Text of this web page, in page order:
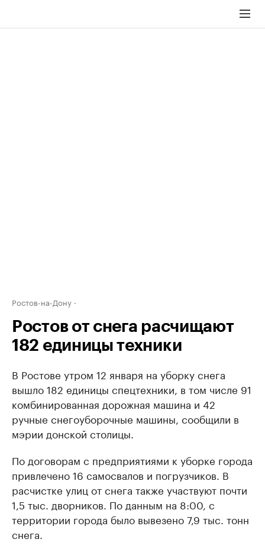
Ростов-на-Дону
Ростов от снега расчищают
182 единицы техники
В Ростове утром 12 января на уборку снега
вышло 182 единицы спецтехники, в том числе 91
комбинированная дорожная машина и 42
ручные снегоуборочные машины, сообщили в
мэрии донской столицы.
По договорам с предприятиями к уборке города
привлечено 16 самосвалов и погрузчиков. В
расчистке улиц от снега также участвуют почти
1,5 тыс. дворников. По данным на 8:00, с
территории города было вывезено 7,9 тыс. тонн
снега.